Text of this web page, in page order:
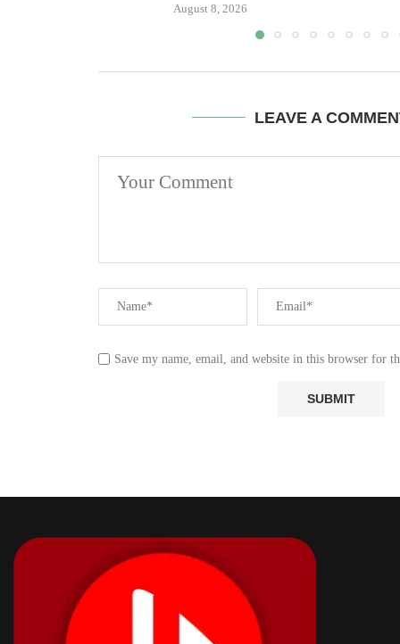
August 8, 2026
LEAVE A
Save my name, email, and website in this browser for